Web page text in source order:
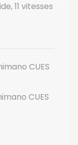
11 vitesses
CUES
CUES